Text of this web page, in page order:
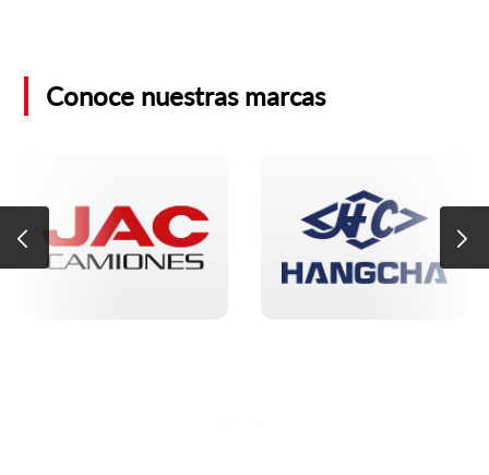
Conoce nuestras marcas